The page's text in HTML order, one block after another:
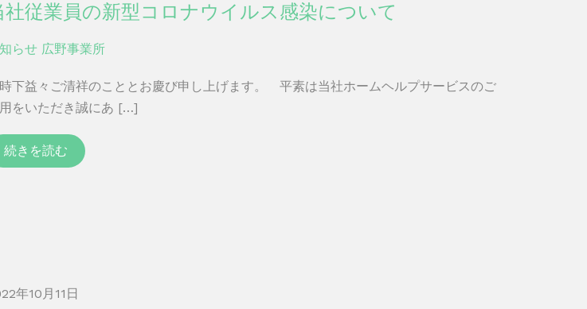
社従業員の新型コロナウイルス感染について
らせ 広野事業所
下益々ご清祥のこととお慶び申し上げます。 平素は当社ホームヘルプサービスのご
をいただき誠にあ […]
続きを読む
年10月11日